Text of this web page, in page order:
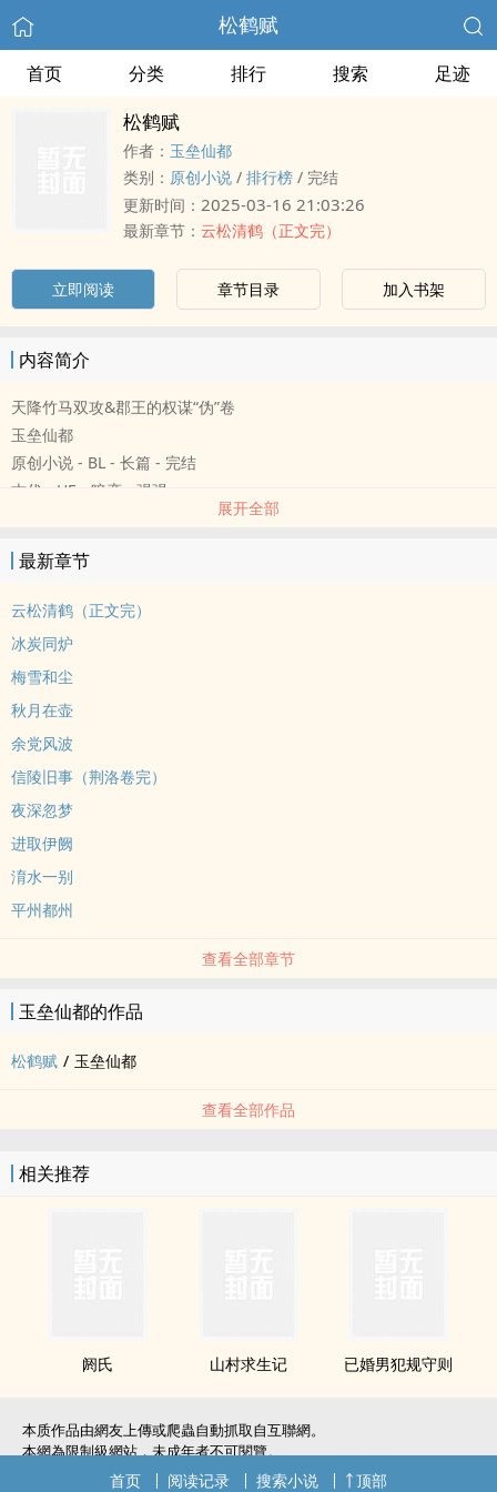
松鹤赋
首页 分类 排行 搜索 足迹
松鹤赋
作者： 玉垒仙都
类别： 原创小说 / 排行榜 / 完结
更新时间： 2025-03-16 21:03:26
最新章节： 云松清鹤（正文完）
立即阅读 章节目录 加入书架
内容简介
天降竹马双攻&郡王的权谋“伪”卷
玉垒仙都
原创小说 - BL - 长篇 - 完结
古代 - HE - 暗恋 - 强强
等边三角形以循环双箭头终止。
陆辛：殿下爱慕傅郎君，我不妨相助。
傅越：我当将军是情敌，原来是呆子！
两攻攻而不自知，安能辨我是上下？
世人皆道狼逐虎，偏有益州松同鹤。
【CP】
隐忍忠犬竹马攻 陆辛/字寒年
清雅钓系天降攻 傅越/字长凌
展开全部
最新章节
云松清鹤（正文完）
冰炭同炉
梅雪和尘
秋月在壶
余党风波
信陵旧事（荆洛卷完）
夜深忽梦
进取伊阙
淯水一别
平州都州
查看全部章节
玉垒仙都的作品
松鹤赋 / 玉垒仙都
查看全部作品
相关推荐
阏氏 山村求生记 已婚男犯规守则
本质作品由網友上傳或爬蟲自動抓取自互聯網。
本網為限制級網站，未成年者不可閱覽。
如無意中侵犯了您的權利，敬請聯系我們。
首页 阅读记录 搜索小说 顶部